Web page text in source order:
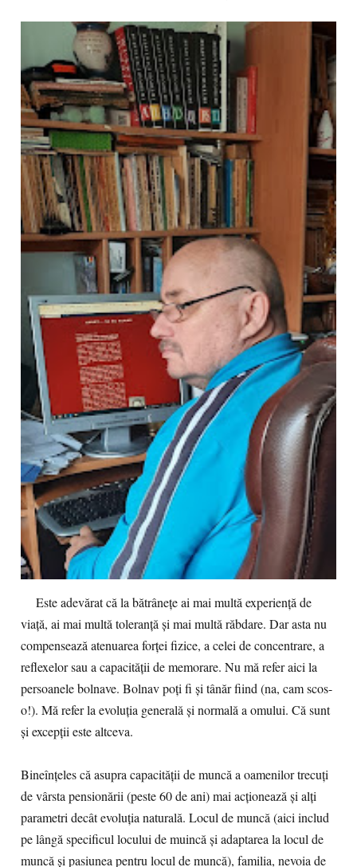
Este adevărat că la bătrânețe ai mai multă experiență de
viață, ai mai multă toleranță și mai multă răbdare. Dar asta nu
compensează atenuarea forței fizice, a celei de concentrare, a
reflexelor sau a capacității de memorare. Nu mă refer aici la
persoanele bolnave. Bolnav poți fi și tânăr fiind (na, cam scos-
o!). Mă refer la evoluția generală și normală a omului. Că sunt
și excepții este altceva.
Bineînțeles că asupra capacității de muncă a oamenilor trecuți
de vârsta pensionării (peste 60 de ani) mai acționează și alți
parametri decât evoluția naturală. Locul de muncă (aici includ
pe lângă specificul locului de muincă și adaptarea la locul de
muncă și pasiunea pentru locul de muncă), familia, nevoia de